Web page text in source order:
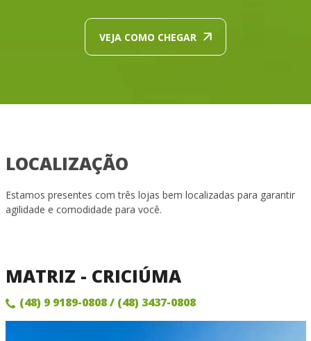
VEJA COMO CHEGAR
LOCALIZAÇÃO
Estamos presentes com três lojas bem localizadas para garantir
agilidade e comodidade para você.
MATRIZ - CRICIÚMA
(48) 9 9189-0808/ (48) 3437-0808